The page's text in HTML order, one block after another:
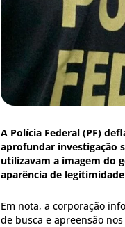
A Polícia Federal (PF)
aprofundar investigação
utilizavam a imagem do
aparência de
Em nota, a corporação
de busca e apreensão